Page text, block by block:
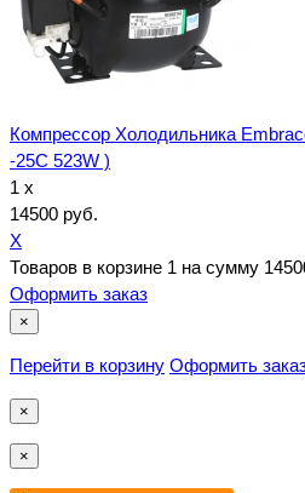
Компрессор Холодильника
-25C 523W )
1 x
14500 руб.
X
Товаров в корзине 1 на сумму
Оформить заказ
×
Перейти в корзину Оформить
×
×